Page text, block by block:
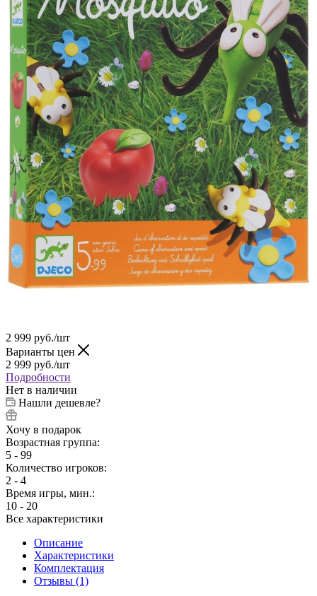
2 999 руб./шт
Варианты цен
2 999 руб./шт
Подробности
Нет в наличии
Нашли дешевле?
Хочу в подарок
Возрастная группа:
5 - 99
Количество игроков:
2 - 4
Время игры, мин.:
10 - 20
Все характеристики
Описание
Характеристики
Комплектация
Отзывы (1)